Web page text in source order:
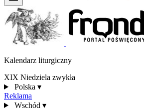
Kalendarz liturgiczny
XIX Niedziela zwykła
Polska ▾
Reklama
Wschód ▾